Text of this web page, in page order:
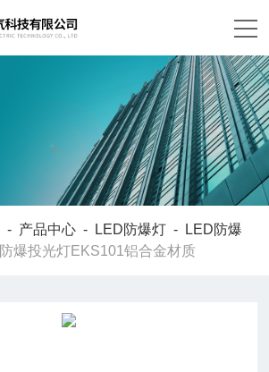
- 产品中心 - LED防爆灯 -
LED防爆
爆投光灯EKS101铝合金材质